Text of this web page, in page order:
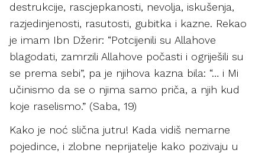
destrukcije, rascjepkanosti, nevolja, iskušenja,
razjedinjenosti, rasutosti, gubitka i kazne. Rekao
je imam Ibn Džerir: “Potcijenili su Allahove
blagodati, zamrzili Allahove počasti i ogriješili su
se prema sebi”, pa je njihova kazna bila: “… i Mi
učinismo da se o njima samo priča, a njih kud
koje raselismo.” (Saba, 19)
Kako je noć slična jutru! Kada vidiš nemarne
pojedince, i zlobne neprijatelje kako pozivaju u